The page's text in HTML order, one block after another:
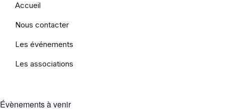
Accueil
Nous contacter
Les événements
Les associations
Évènements à venir